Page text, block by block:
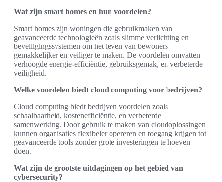
Wat zijn smart homes en hun voordelen?
Smart homes zijn woningen die gebruikmaken van
geavanceerde technologieën zoals slimme verlichting en
beveiligingssystemen om het leven van bewoners
gemakkelijker en veiliger te maken. De voordelen omvatten
verhoogde energie-efficiëntie, gebruiksgemak, en verbeterde
veiligheid.
Welke voordelen biedt cloud computing voor bedrijven?
Cloud computing biedt bedrijven voordelen zoals
schaalbaarheid, kostenefficiëntie, en verbeterde
samenwerking. Door gebruik te maken van cloudoplossingen
kunnen organisaties flexibeler opereren en toegang krijgen tot
geavanceerde tools zonder grote investeringen te hoeven
doen.
Wat zijn de grootste uitdagingen op het gebied van
cybersecurity?